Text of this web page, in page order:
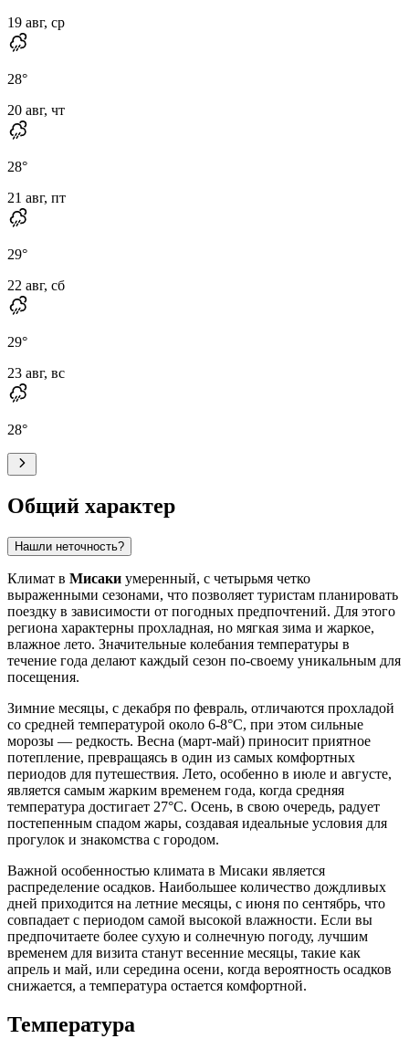
19 авг, ср
28°
20 авг, чт
28°
21 авг, пт
29°
22 авг, сб
29°
23 авг, вс
28°
Общий характер
Нашли неточность?
Климат в Мисаки умеренный, с четырьмя четко
выраженными сезонами, что позволяет туристам планировать
поездку в зависимости от погодных предпочтений. Для этого
региона характерны прохладная, но мягкая зима и жаркое,
влажное лето. Значительные колебания температуры в
течение года делают каждый сезон по-своему уникальным для
посещения.
Зимние месяцы, с декабря по февраль, отличаются прохладой
со средней температурой около 6-8°C, при этом сильные
морозы — редкость. Весна (март-май) приносит приятное
потепление, превращаясь в один из самых комфортных
периодов для путешествия. Лето, особенно в июле и августе,
является самым жарким временем года, когда средняя
температура достигает 27°C. Осень, в свою очередь, радует
постепенным спадом жары, создавая идеальные условия для
прогулок и знакомства с городом.
Важной особенностью климата в Мисаки является
распределение осадков. Наибольшее количество дождливых
дней приходится на летние месяцы, с июня по сентябрь, что
совпадает с периодом самой высокой влажности. Если вы
предпочитаете более сухую и солнечную погоду, лучшим
временем для визита станут весенние месяцы, такие как
апрель и май, или середина осени, когда вероятность осадков
снижается, а температура остается комфортной.
Температура